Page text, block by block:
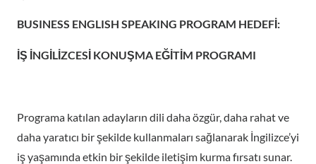
BUSINESS ENGLISH SPEAKING PROGRAM HEDEFİ:
İŞ İNGİLİZCESİ KONUŞMA EĞİTİM PROGRAMI
Programa katılan adayların dili daha özgür, daha rahat ve
daha yaratıcı bir şekilde kullanmaları sağlanarak İngilizce’yi
iş yaşamında etkin bir şekilde iletişim kurma fırsatı sunar.